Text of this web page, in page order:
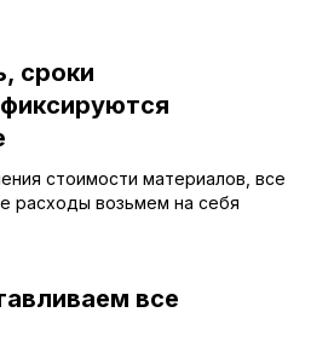
сроки
стоимости материалов, все
расходы возьмем на себя
все
макеты